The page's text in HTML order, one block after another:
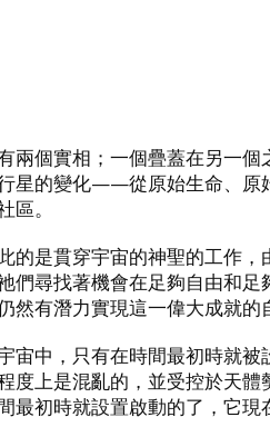
兩個實相；一個疊蓋在另一
星的變化——從原始生命、原
區。
的是貫穿宇宙的神聖的工作
們尋找著機會在足夠自由和
然有潛力實現這一偉大成就的
宙中，只有在時間最初時就
度上是混亂的，並受控於天
最初時就設置啟動的了，它現